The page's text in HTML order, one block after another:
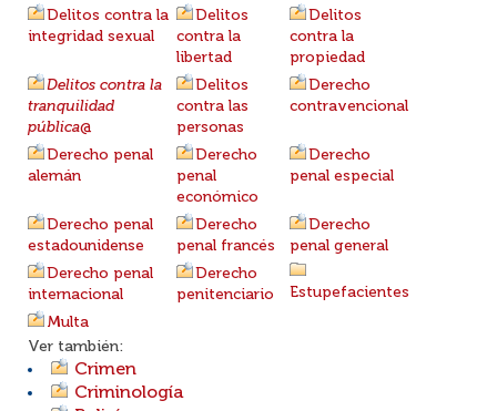
Delitos contra la
integridad sexual
Delitos
contra la
libertad
Delitos
contra la
propiedad
Delitos contra la
tranquilidad
pública@
Delitos
contra las
personas
Derecho
contravencional
Derecho penal
alemán
Derecho
penal
económico
Derecho
penal especial
Derecho penal
estadounidense
Derecho
penal francés
Derecho
penal general
Derecho penal
internacional
Derecho
penitenciario
Estupefacientes
Multa
Ver también:
Crimen
Criminología